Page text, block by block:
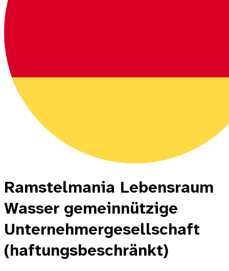
Ramstelmania Lebensraum
Wasser gemeinnützige
Unternehmergesellschaft
(haftungsbeschränkt)